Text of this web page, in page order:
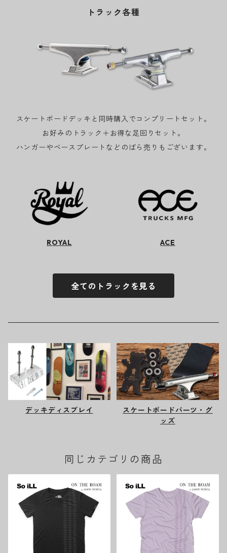
トラック各種
スケートボードデッキと同時購入でコンプリートセット。
お好みのトラック＋お得な足回りセット。
ハンガーやベースプレートなどのばら売りもございます。
ROYAL ACE
全てのトラックを見る
デッキディスプレイ
スケートボードパーツ・グ
ッズ
同じカテゴリの商品